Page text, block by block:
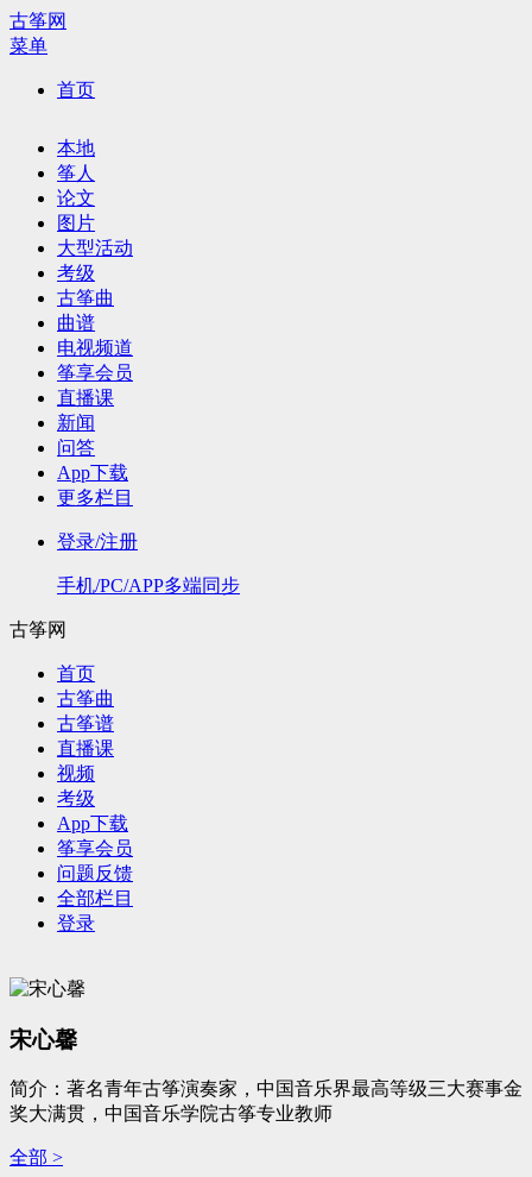
古筝网
菜单
首页
本地
筝人
论文
图片
大型活动
考级
古筝曲
曲谱
电视频道
筝享会员
直播课
新闻
问答
App下载
更多栏目
登录/注册
手机/PC/APP多端同步
古筝网
首页
古筝曲
古筝谱
直播课
视频
考级
App下载
筝享会员
问题反馈
全部栏目
登录
宋心馨
简介：著名青年古筝演奏家，中国音乐界最高等级三大赛事金
奖大满贯，中国音乐学院古筝专业教师
全部 >